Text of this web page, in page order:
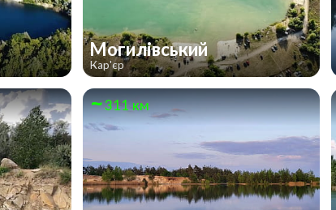
Могилівський
Кар'єр
311 км